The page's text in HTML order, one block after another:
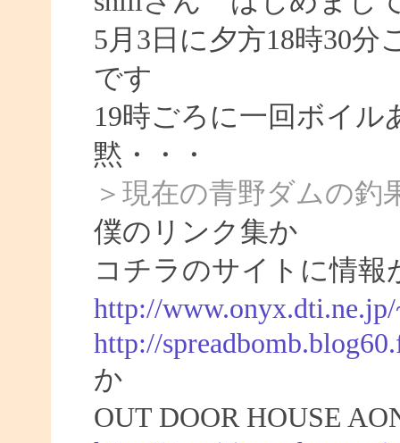
5月3日に夕方18時30
です
19時ごろに一回ボイ
黙・・・
＞現在の青野ダムの釣
僕のリンク集か
コチラのサイトに情報
http://
http://
か
OUT DOOR HOUSE